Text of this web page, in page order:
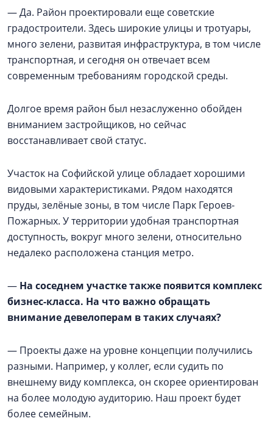
— Да. Район проектировали еще советские
градостроители. Здесь широкие улицы и тротуары,
много зелени, развитая инфраструктура, в том числе
транспортная, и сегодня он отвечает всем
современным требованиям городской среды.
Долгое время район был незаслуженно обойден
вниманием застройщиков, но сейчас
восстанавливает свой статус.
Участок на Софийской улице обладает хорошими
видовыми характеристиками. Рядом находятся
пруды, зелёные зоны, в том числе Парк Героев-
Пожарных. У территории удобная транспортная
доступность, вокруг много зелени, относительно
недалеко расположена станция метро.
— На соседнем участке также появится комплекс
бизнес-класса. На что важно обращать
внимание девелоперам в таких случаях?
— Проекты даже на уровне концепции получились
разными. Например, у коллег, если судить по
внешнему виду комплекса, он скорее ориентирован
на более молодую аудиторию. Наш проект будет
более семейным.